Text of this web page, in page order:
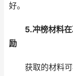
好。
5.冲榜材料
励
获取的材料可